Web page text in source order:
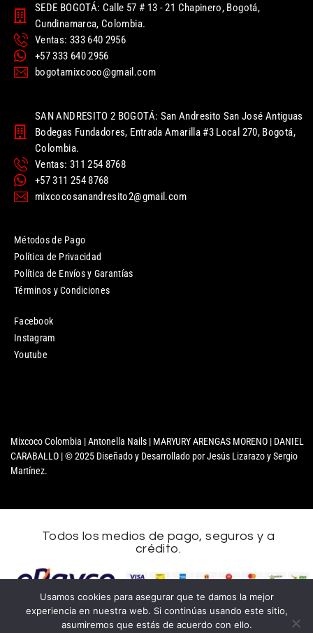
SEDE BOGOTÁ: Calle 57 # 13 - 21 Chapinero, Bogotá,
Cundinamarca, Colombia.
Ventas: 333 640 2956
+57 333 640 2956
bogotamixcoco@gmail.com
SAN ANDRESITO 2 BOGOTÁ: San Andresito San José Antiguas
Bodegas Fundadores, Entrada Amarilla #3 Local 270, Bogotá,
Colombia.
Ventas: 311 254 8768
+57 311 254 8768
mixcocosanandresito2@gmail.com
Métodos de Pago
Política de Privacidad
Política de Envíos y Garantías
Términos y Condiciones
Facebook
Instagram
Youtube
Mixcoco Colombia | Antonella Nails | MARYURY ARENGAS MORENO | DANIEL
CARABALLO | © 2025 Diseñado y Desarrollado por Jesús Lizarazo y Sergio
Martínez.
Todos los medios de pago, seguros y a
crédito.
Apellidos
Usamos cookies para asegurar que te damos la mejor
experiencia en nuestra web. Si continúas usando este sitio,
asumiremos que estás de acuerdo con ello.